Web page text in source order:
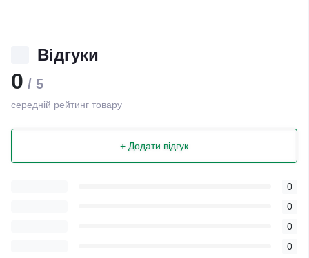
Відгуки
0 / 5
середній рейтинг товару
+ Додати відгук
0
0
0
0